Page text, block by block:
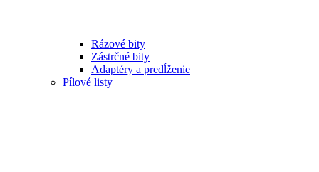
Rázové bity
Zástrčné bity
Adaptéry a predĺženie
Pílové listy